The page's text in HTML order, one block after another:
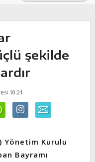
şekilde
10:21
Yönetim Kurulu
Bayramı